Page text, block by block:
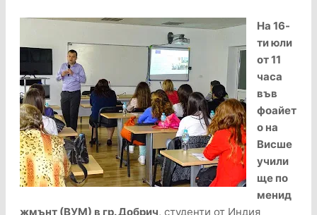
На 16-
ти юли
от 11
часа
във
фоайет
о на
Висше
учили
ще по
менид
жмънт (ВУМ) в гр. Добрич, студенти от Индия